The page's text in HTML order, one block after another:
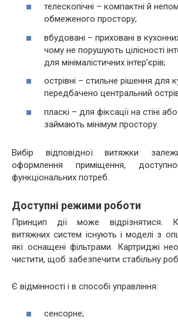
телескопічні – компактні й
обмеженого простору;
вбудовані – приховані в
чому не порушують цілісності
для мінімалістичних інтер’єрів;
острівні – стильне рішення для
передбачено центральний
пласкі – для фіксації на стіні
займають мінімум простору.
Вибір відповідної витяжки
оформлення приміщення,
функціональних потреб.
Доступні режими роботи
Принцип дії може відрізнятися.
витяжних систем існують і моделі з
які оснащені фільтрами. Картриджі
чистити, щоб забезпечити стабільну
Є відмінності і в способі управління:
сенсорне;